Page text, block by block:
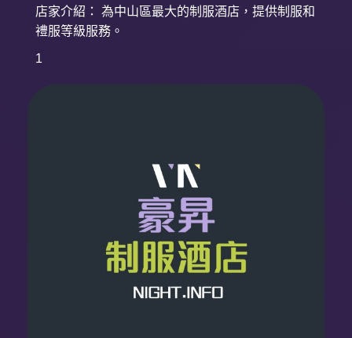
店家介紹： 為中山區最大的制服酒店，提供制服和
禮服等級服務。
1